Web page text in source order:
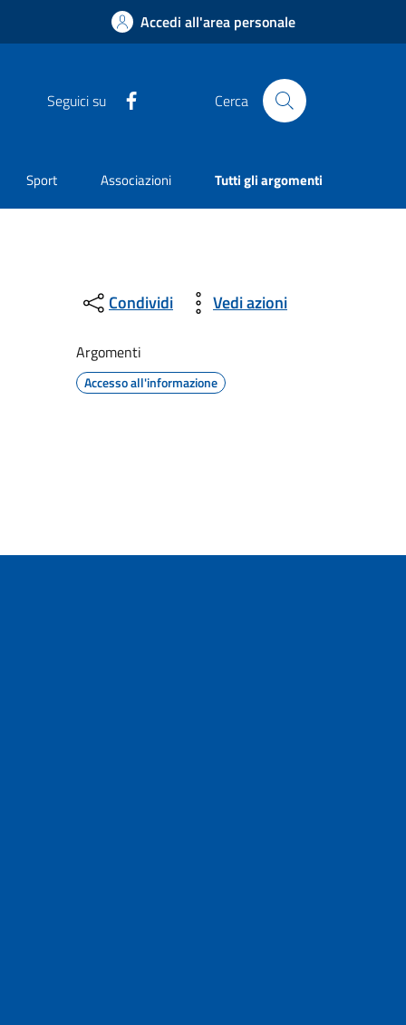
Accedi all'area personale
Seguici su Cerca
Sport Associazioni Tutti gli argomenti
Condividi Vedi azioni
Argomenti
Accesso all'informazione